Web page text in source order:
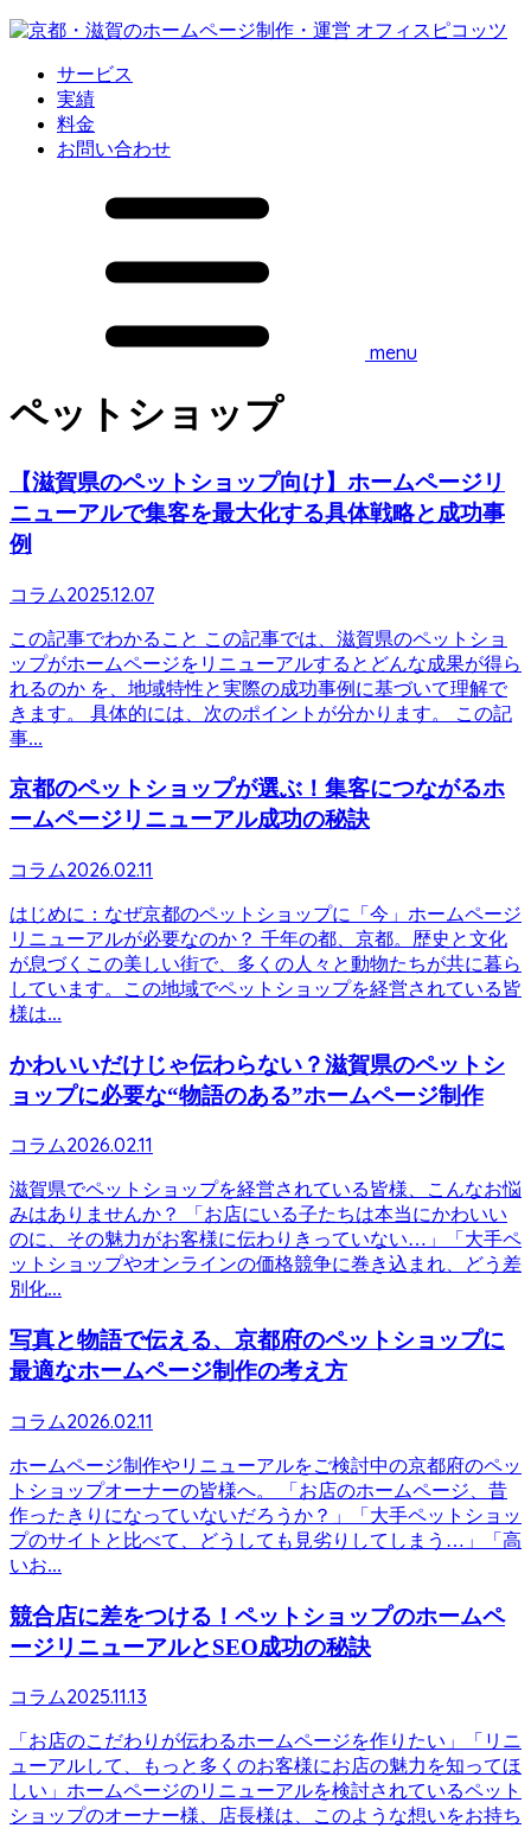
サービス
実績
料金
お問い合わせ
menu
ペットショップ
【滋賀県のペットショップ向け】ホームページリ
ニューアルで集客を最大化する具体戦略と成功事
例
コラム2025.12.07
この記事でわかること この記事では、滋賀県のペットショ
ップがホームページをリニューアルするとどんな成果が得ら
れるのか を、地域特性と実際の成功事例に基づいて理解で
きます。 具体的には、次のポイントが分かります。 この記
事...
京都のペットショップが選ぶ！集客につながるホ
ームページリニューアル成功の秘訣
コラム2026.02.11
はじめに：なぜ京都のペットショップに「今」ホームページ
リニューアルが必要なのか？ 千年の都、京都。歴史と文化
が息づくこの美しい街で、多くの人々と動物たちが共に暮ら
しています。この地域でペットショップを経営されている皆
様は...
かわいいだけじゃ伝わらない？滋賀県のペットシ
ョップに必要な“物語のある”ホームページ制作
コラム2026.02.11
滋賀県でペットショップを経営されている皆様、こんなお悩
みはありませんか？ 「お店にいる子たちは本当にかわいい
のに、その魅力がお客様に伝わりきっていない…」「大手ペ
ットショップやオンラインの価格競争に巻き込まれ、どう差
別化...
写真と物語で伝える、京都府のペットショップに
最適なホームページ制作の考え方
コラム2026.02.11
ホームページ制作やリニューアルをご検討中の京都府のペッ
トショップオーナーの皆様へ。 「お店のホームページ、昔
作ったきりになっていないだろうか？」「大手ペットショッ
プのサイトと比べて、どうしても見劣りしてしまう…」「高
いお...
競合店に差をつける！ペットショップのホームペ
ージリニューアルとSEO成功の秘訣
コラム2025.11.13
「お店のこだわりが伝わるホームページを作りたい」「リニ
ューアルして、もっと多くのお客様にお店の魅力を知ってほ
しい」ホームページのリニューアルを検討されているペット
ショップのオーナー様、店長様は、このような想いをお持ち